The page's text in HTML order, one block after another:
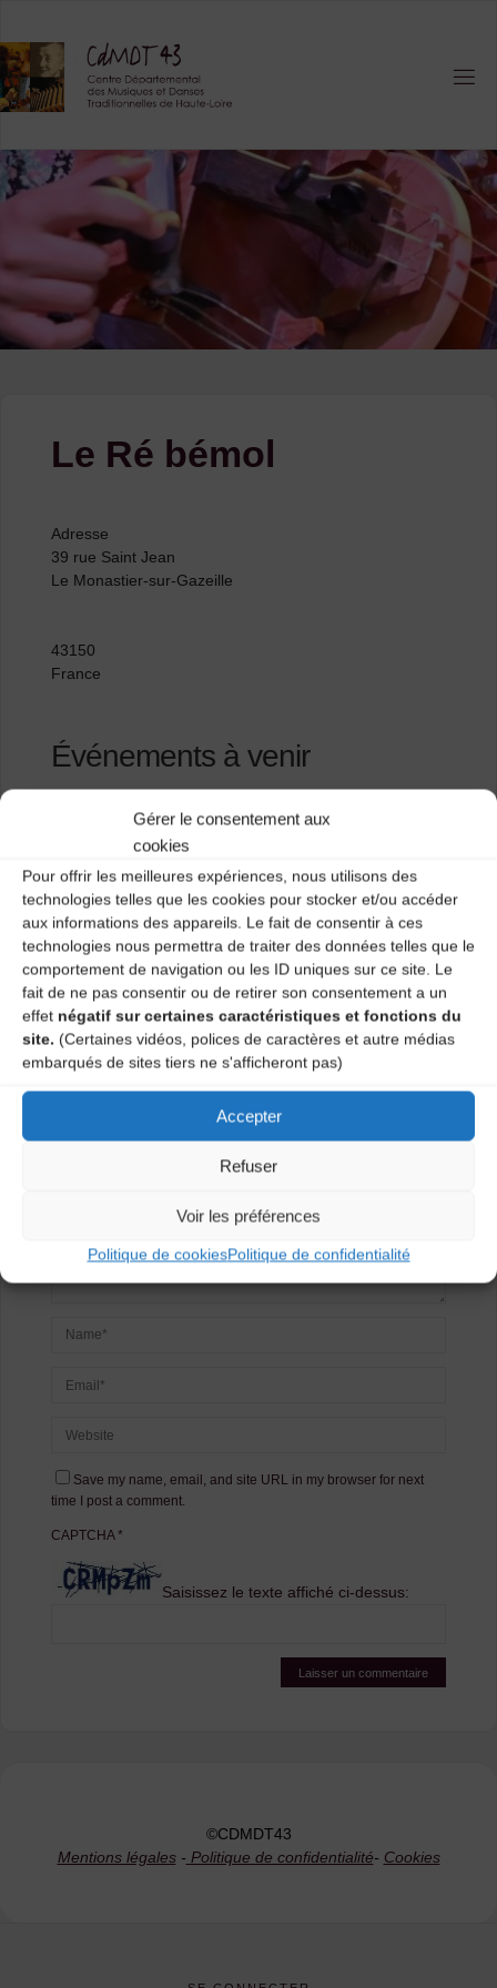
Gérer le consentement aux
cookies
Pour offrir les meilleures expériences, nous utilisons des
technologies telles que les cookies pour stocker et/ou accéder
aux informations des appareils. Le fait de consentir à ces
technologies nous permettra de traiter des données telles que le
comportement de navigation ou les ID uniques sur ce site. Le
fait de ne pas consentir ou de retirer son consentement a un
effet négatif sur certaines caractéristiques et fonctions du
site. (Certaines vidéos, polices de caractères et autre médias
embarqués de sites tiers ne s'afficheront pas)
Accepter
Refuser
Voir les préférences
Politique de cookiesPolitique de confidentialité
content
Le Ré bémol
Adresse
39 rue Saint Jean
Le Monastier-sur-Gazeille
43150
France
Événements à venir
<li>Aucun événement à cet emplacement</li>
Aiguilhe
Laisser un
commentaire
obligatoires sont indiqués avec*
Save my name, email, and site URL in my browser for next
time I post a comment.
CAPTCHA*
Saisissez le texte affiché ci-dessus:
©CDMDT43
Mentions légales- Politique de confidentialité- Cookies